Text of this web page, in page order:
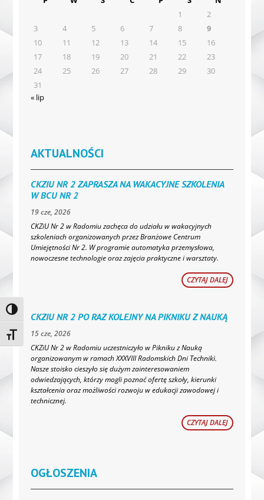
Toggle High Contrast
Toggle Font size
1
2
3
4 5 6 7 8
9
10
11 12 13 14 15
16
17
18 19 20 21 22
23
24
25 26 27 28 29
30
31
« lip
AKTUALNOŚCI
CKZIU NR 2 ZAPRASZA NA WAKACYJNE SZKOLENIA
W BCU NR 2
19 cze, 2026
CKZiU Nr 2 w Radomiu zachęca do udziału w wakacyjnych
szkoleniach organizowanych przez Branżowe Centrum
Umiejętności Nr 2. W programie automatyka przemysłowa,
nowoczesne technologie oraz zajęcia praktyczne i warsztaty.
CZYTAJ DALEJ
CKZIU NR 2 PO RAZ KOLEJNY NA PIKNIKU Z NAUKĄ
15 cze, 2026
CKZiU Nr 2 w Radomiu uczestniczyło w Pikniku z Nauką
organizowanym w ramach XXXVIII Radomskich Dni Techniki.
Nasze stoisko cieszyło się dużym zainteresowaniem
odwiedzających, którzy mogli poznać ofertę szkoły, kierunki
kształcenia oraz możliwości rozwoju w edukacji zawodowej i
technicznej.
CZYTAJ DALEJ
OGŁOSZENIA